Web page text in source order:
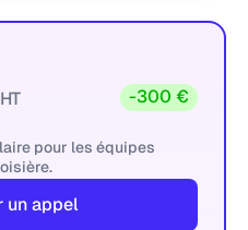
-300 €
pour les équipes
un appel